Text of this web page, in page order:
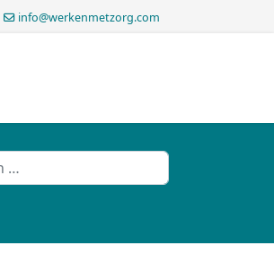
info@werkenmetzorg.com